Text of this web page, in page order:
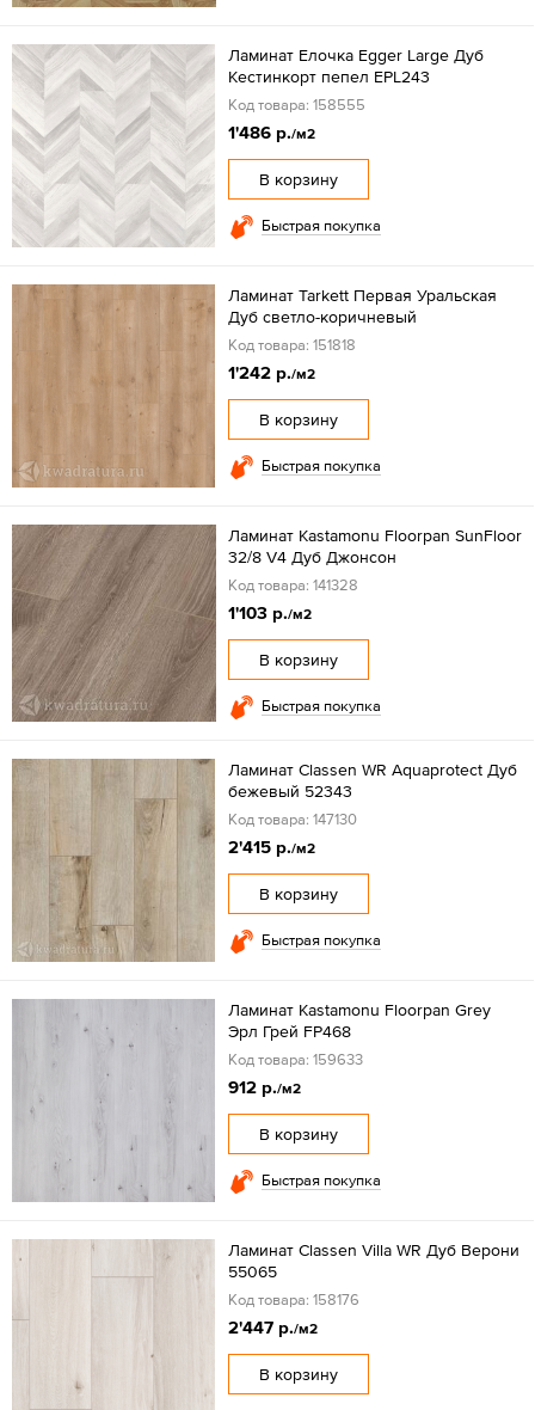
Ламинат Елочка Egger Large Дуб
Кестинкорт пепел EPL243
Код товара: 158555
1'486 р./м2
В корзину
Быстрая покупка
Ламинат Tarkett Первая Уральская
Дуб светло-коричневый
Код товара: 151818
1'242 р./м2
В корзину
Быстрая покупка
Ламинат Kastamonu Floorpan SunFloor
32/8 V4 Дуб Джонсон
Код товара: 141328
1'103 р./м2
В корзину
Быстрая покупка
Ламинат Classen WR Aquaprotect Дуб
бежевый 52343
Код товара: 147130
2'415 р./м2
В корзину
Быстрая покупка
Ламинат Kastamonu Floorpan Grey
Эрл Грей FP468
Код товара: 159633
912 р./м2
В корзину
Быстрая покупка
Ламинат Classen Villa WR Дуб Верони
55065
Код товара: 158176
2'447 р./м2
В корзину